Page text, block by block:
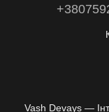
Vash Devays —